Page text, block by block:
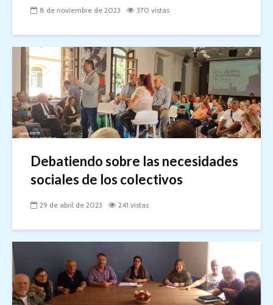
8 de noviembre de 2023 370 vistas
Debatiendo sobre las necesidades
sociales de los colectivos
29 de abril de 2023 241 vistas